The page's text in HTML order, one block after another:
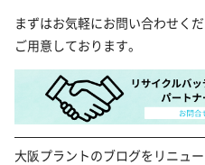
まずはお気軽にお問い合わせく
ご用意しております。
大阪プラントのブログをリニュー